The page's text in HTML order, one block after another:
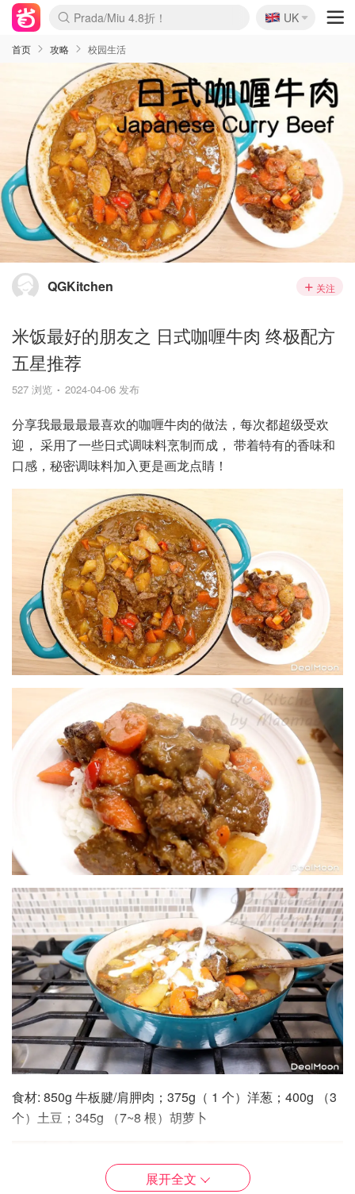
麦卢卡蜂蜜夏促！个位数！
Prada/Miu 4.8折！
啥？必胜客披萨5折！
🇬🇧
UK
首页 攻略 校园生活
QGKitchen 关注
米饭最好的朋友之 日式咖喱牛肉 终极配方
五星推荐
527 浏览 2024-04-06 发布
分享我最最最最喜欢的咖喱牛肉的做法，每次都超级受欢
迎， 采用了一些日式调味料烹制而成， 带着特有的香味和
口感，秘密调味料加入更是画龙点睛！
食材: 850g 牛板腱/肩胛肉；375g（ 1 个）洋葱；400g （3
个）土豆；345g （7~8 根）胡萝卜
展开全文